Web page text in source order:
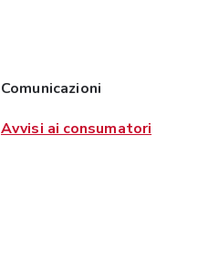
Comunicazioni
Avvisi ai consumatori